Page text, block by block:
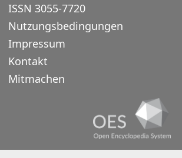
ISSN 3055-7720
Nutzungsbedingungen
Impressum
Kontakt
Mitmachen